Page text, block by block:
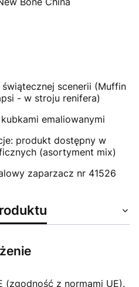
scenerii (Muffin
- w stroju renifera)
emaliowanymi
produkt dostępny w
(asortyment mix)
zaparzacz nr 41526
(zgodność z normami UE).